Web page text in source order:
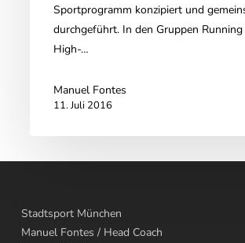
Sportprogramm konzipiert und
durchgeführt. In den Gruppen
High-…
Manuel Fontes
11. Juli 2016
Stadtsport München
Manuel Fontes / Head Coach